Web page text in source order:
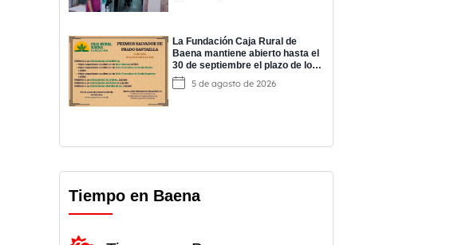
La Fundación Caja Rural de
Baena mantiene abierto hasta el
30 de septiembre el plazo de los
‘Premios Salvador de Prado’
5 de agosto de 2026
Tiempo en Baena